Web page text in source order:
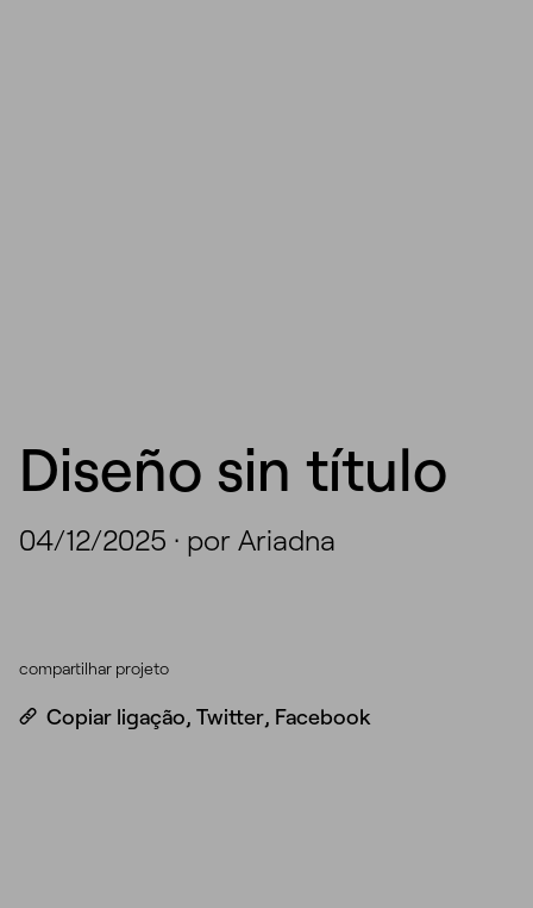
Diseño sin título
04/12/2025 · por Ariadna
compartilhar projeto
Copiar ligação, Twitter, Facebook